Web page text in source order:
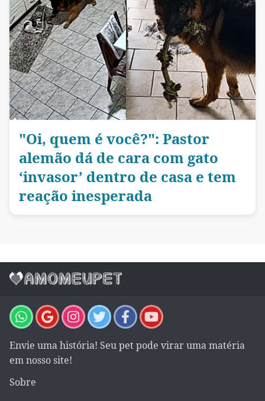
"Oi, quem é você?": Pastor
alemão dá de cara com gato
‘invasor’ dentro de casa e tem
reação inesperada
Envie uma história! Seu pet pode virar uma matéria
em nosso site!
Sobre